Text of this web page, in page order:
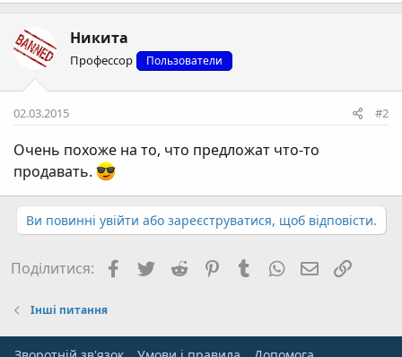
Никита
Профессор Пользователи
02.03.2015 #2
Очень похоже на то, что предложат что-то
продавать.
Ви повинні увійти або зареєструватися, щоб відповісти.
Поділитися: Facebook
TwitterReddit PinterestTumblrWhatsApp
E-mail
Інші питання